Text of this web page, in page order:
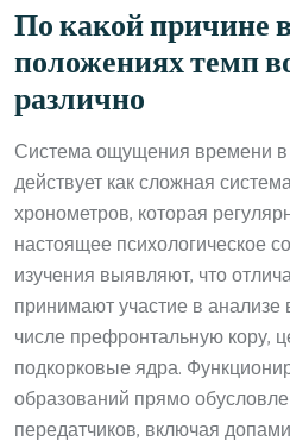
По какой причине
положениях темп
различно
Система ощущения времени в
действует как сложная
хронометров, которая
настоящее психологическое
изучения выявляют, что
принимают участие в
числе префронтальную кору,
подкорковые ядра.
образований прямо
передатчиков, включая